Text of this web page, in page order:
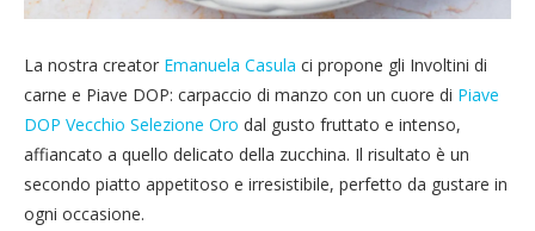
La nostra creator Emanuela Casula ci propone gli Involtini di
carne e Piave DOP: carpaccio di manzo con un cuore di Piave
DOP Vecchio Selezione Oro dal gusto fruttato e intenso,
affiancato a quello delicato della zucchina. Il risultato è un
secondo piatto appetitoso e irresistibile, perfetto da gustare in
ogni occasione.